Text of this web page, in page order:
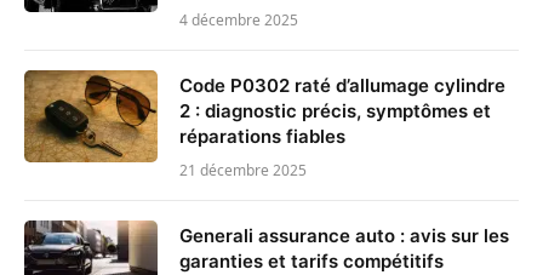
4 décembre 2025
Code P0302 raté d’allumage cylindre
2 : diagnostic précis, symptômes et
réparations fiables
21 décembre 2025
Generali assurance auto : avis sur les
garanties et tarifs compétitifs